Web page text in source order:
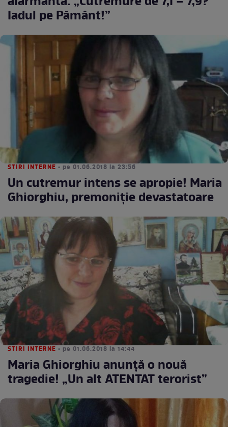
Iadul pe Pământ!”
STIRI INTERNE • pe 01.06.2018 la 23:56
Un cutremur intens se apropie! Maria
Ghiorghiu, premoniție devastatoare
STIRI INTERNE • pe 01.06.2018 la 14:44
Maria Ghiorghiu anunţă o nouă
tragedie! „Un alt ATENTAT terorist”